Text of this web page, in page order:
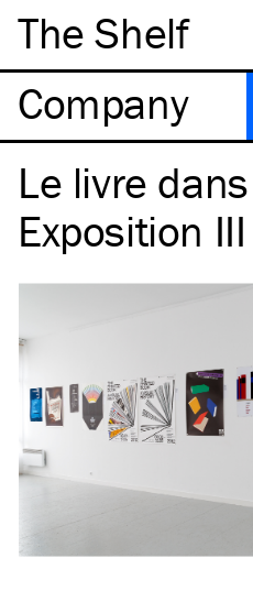
The Shelf
Company
Le livre
Exposition III